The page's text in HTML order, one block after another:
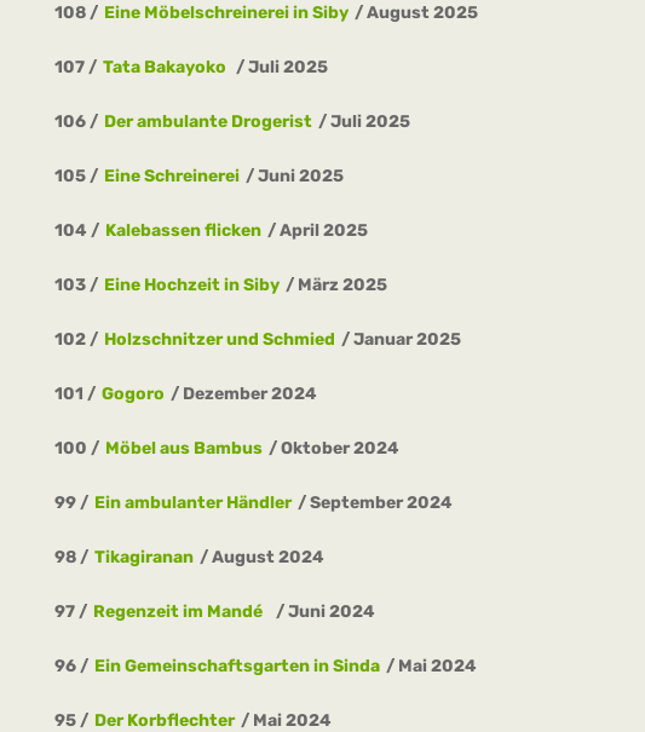
108 Eine Möbelschreinerei in Siby August 2025
107 Tata Bakayoko Juli 2025
106 Der ambulante Drogerist Juli 2025
105 Eine Schreinerei Juni 2025
104 Kalebassen flicken April 2025
103 Eine Hochzeit in Siby März 2025
102 Holzschnitzer und Schmied Januar 2025
101 Gogoro Dezember 2024
100 Möbel aus Bambus Oktober 2024
99 Ein ambulanter Händler September 2024
98 Tikagiranan August 2024
97 Regenzeit im Mandé Juni 2024
96 Ein Gemeinschaftsgarten in Sinda Mai 2024
95 Der Korbflechter Mai 2024